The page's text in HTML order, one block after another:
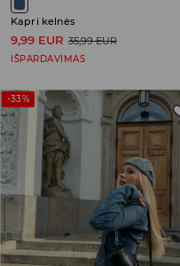
Kapri kelnės
9,99 EUR 35,99 EUR
IŠPARDAVIMAS
-33%